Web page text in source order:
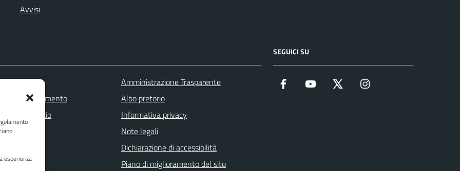
esperienza
Avvisi
appuntamento
disservizio
Amministrazione Trasparente
Albo pretorio
Informativa privacy
Note legali
Dichiarazione di accessibilità
Piano di miglioramento del sito
SEGUICI SU
Facebook YouTube Twitter